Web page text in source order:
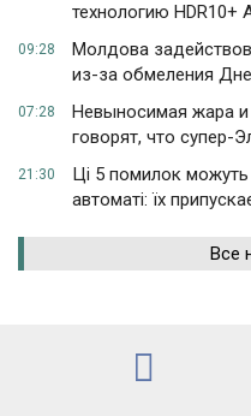
технологию HDR10+
09:28
Молдова
из-за обмеления
07:28
Невыносимая жара
говорят, что супер-
21:30
Ці 5 помилок
автоматі: їх
Все